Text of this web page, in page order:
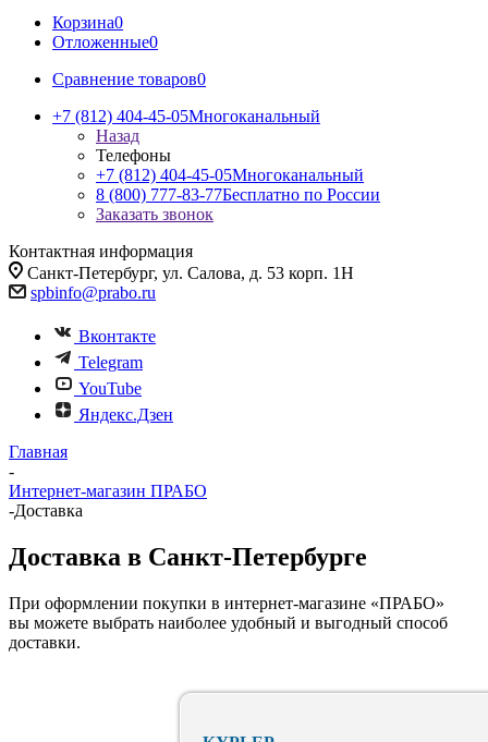
Корзина0
Отложенные0
Сравнение товаров0
+7 (812) 404-45-05Многоканальный
Назад
Телефоны
+7 (812) 404-45-05Многоканальный
8 (800) 777-83-77Бесплатно по России
Заказать звонок
Контактная информация
Санкт-Петербург, ул. Салова, д. 53 корп. 1Н
spbinfo@prabo.ru
Вконтакте
Telegram
YouTube
Яндекс.Дзен
Главная
-
Интернет-магазин ПРАБО
-Доставка
Доставка в Санкт-Петербурге
При оформлении покупки в интернет-магазине «ПРАБО»
вы можете выбрать наиболее удобный и выгодный способ
доставки.